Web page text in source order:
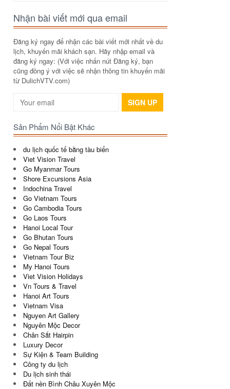
Nhận bài viết mới qua email
Đăng ký ngay để nhận các bài viết mới nhất về du
lịch, khuyến mãi khách sạn. Hãy nhập email và
đăng ký ngay: (Với việc nhấn nút Đăng ký, bạn
cũng đồng ý với việc sẽ nhận thông tin khuyến mãi
từ DulichVTV.com)
SIGN UP
Sản Phẩm Nổi Bật Khác
du lịch quốc tế bằng tàu biển
Viet Vision Travel
Go Myanmar Tours
Shore Excursions Asia
Indochina Travel
Go Vietnam Tours
Go Cambodia Tours
Go Laos Tours
Hanoi Local Tour
Go Bhutan Tours
Go Nepal Tours
Vietnam Tour Biz
My Hanoi Tours
Viet Vision Holidays
Vn Tours & Travel
Hanoi Art Tours
Vietnam Visa
Nguyen Art Gallery
Nguyên Mộc Decor
Chân Sắt Hairpin
Luxury Decor
Sự Kiện & Team Building
Công ty du lịch
Du lịch sinh thái
Đất nền Bình Châu Xuyên Mộc